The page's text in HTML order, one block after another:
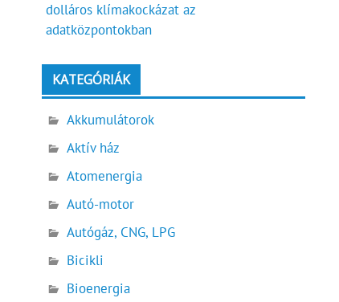
dolláros klímakockázat az
adatközpontokban
KATEGÓRIÁK
Akkumulátorok
Aktív ház
Atomenergia
Autó-motor
Autógáz, CNG, LPG
Bicikli
Bioenergia